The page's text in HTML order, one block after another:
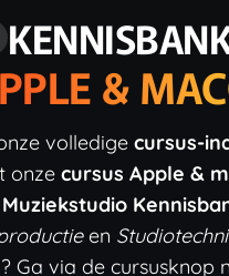
&
volledige cursus-
onze cursus Apple &
Muziekstudio
en
Ga via de cursusknop